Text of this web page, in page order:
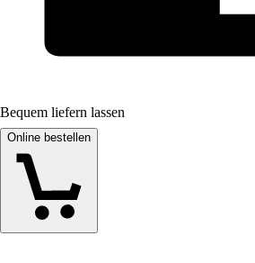
Bequem liefern lassen
Online bestellen